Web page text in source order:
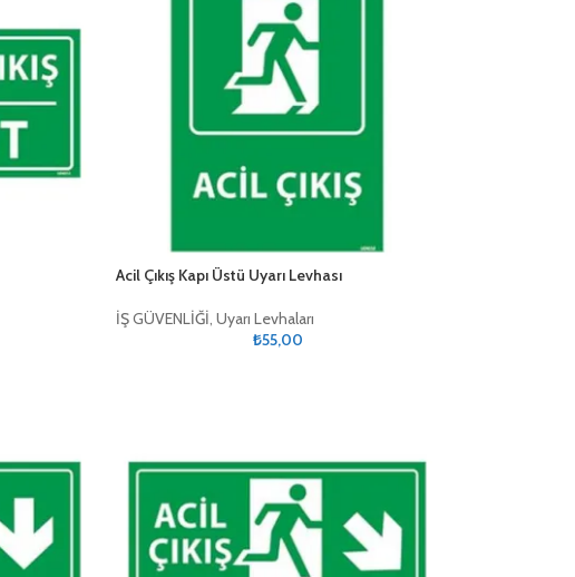
Acil Çıkış Kapı Üstü Uyarı Levhası
İŞ GÜVENLİĞİ, Uyarı Levhaları
₺55,00